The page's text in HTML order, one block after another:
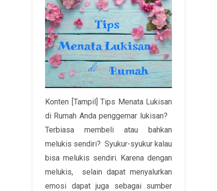
Konten [Tampil] Tips Menata Lukisan
di Rumah Anda penggemar lukisan?
Terbiasa membeli atau bahkan
melukis sendiri? Syukur-syukur kalau
bisa melukis sendiri. Karena dengan
melukis, selain dapat menyalurkan
emosi dapat juga sebagai sumber